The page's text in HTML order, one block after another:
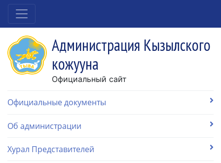
Администрация Кызылского
кожууна
Официальный сайт
Официальные документы
Об администрации
Хурал Представителей